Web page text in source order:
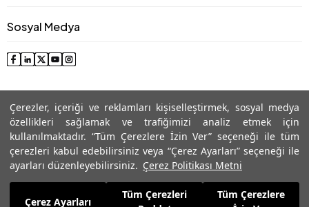
Çerezler, içeriği ve reklamları kişiselleştirmek, sosyal medya
özellikleri sağlamak ve trafiğimizi analiz etmek için
kullanılmaktadır. “Tüm Çerezlere İzin Ver” seçeneği ile tüm
çerezleri kabul edebilirsiniz veya “Çerez Ayarları” seçeneği ile
ayarları düzenleyebilirsiniz. Çerez Politikası Metni
Çerez Ayarları
Tüm Çerezleri
Tüm Çerezlere
1.329,99TL
Sosyal Medya
© 2025 Roman® Tüm Hakları Saklıdır, İzinsiz kullanılamaz